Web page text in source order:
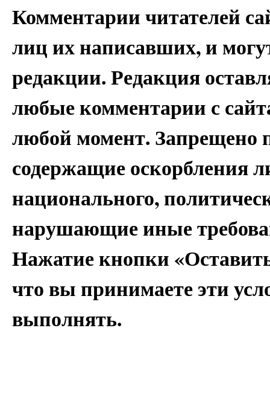
Комментарии читателей
лиц их написавших, и
редакции. Редакция
любые комментарии с
любой момент. Запрещено
содержащие оскорбления
национального,
нарушающие иные
Нажатие кнопки
что вы принимаете эти
выполнять.